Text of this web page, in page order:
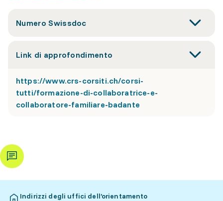
Numero Swissdoc
Link di approfondimento
https://www.crs-corsiti.ch/corsi-
tutti/formazione-di-collaboratrice-e-
collaboratore-familiare-badante
Indirizzi degli uffici dell’orientamento